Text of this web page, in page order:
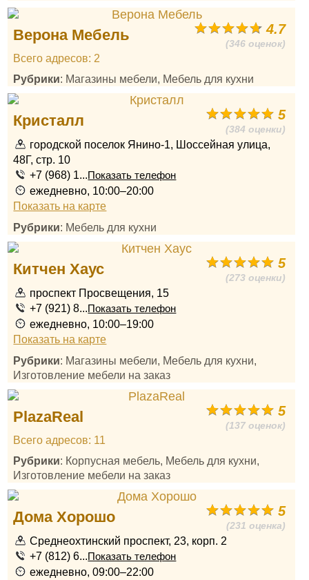
4.7
(346 оценок)
Верона Мебель
Всего адресов: 2
Рубрики: Магазины мебели, Мебель для кухни
5
(384 оценки)
Кристалл
городской поселок Янино-1, Шоссейная улица,
48Г, стр. 10
+7 (968) 1...Показать телефон
ежедневно, 10:00–20:00
Показать на карте
Рубрики: Мебель для кухни
5
(273 оценки)
Китчен Хаус
проспект Просвещения, 15
+7 (921) 8...Показать телефон
ежедневно, 10:00–19:00
Показать на карте
Рубрики: Магазины мебели, Мебель для кухни,
Изготовление мебели на заказ
5
(137 оценок)
PlazaReal
Всего адресов: 11
Рубрики: Корпусная мебель, Мебель для кухни,
Изготовление мебели на заказ
5
(231 оценка)
Дома Хорошо
Среднеохтинский проспект, 23, корп. 2
+7 (812) 6...Показать телефон
ежедневно, 09:00–22:00